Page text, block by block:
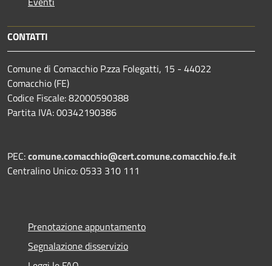
CONTATTI
Comune di Comacchio P.zza Folegatti, 15 - 44022
Comacchio (FE)
Codice Fiscale: 82000590388
Partita IVA: 00342190386
PEC:comune.comacchio@cert.comune.comacchio.fe.it
Centralino Unico: 0533 310 111
Prenotazione appuntamento
Segnalazione disservizio